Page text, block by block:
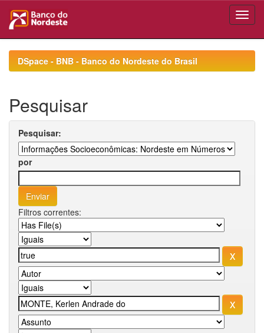
navigationDSpace - BNB - Banco do Nordeste do Brasil
Pesquisar
Pesquisar:
por
Filtros correntes: